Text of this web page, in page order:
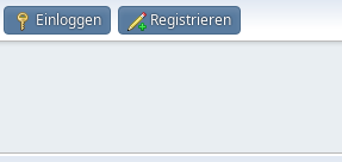
Einloggen Registrieren